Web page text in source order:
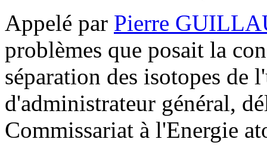
Appelé par Pierre
problèmes que posait la
séparation des isotopes de
d'administrateur général,
Commissariat à l'Energie